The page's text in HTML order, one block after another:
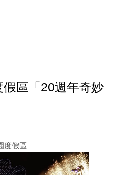
區「20週年奇妙
度假區